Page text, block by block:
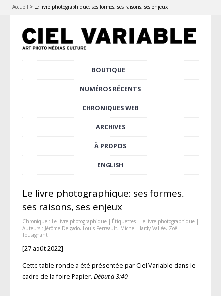
Accueil > Le livre photographique: ses formes, ses raisons, ses enjeux
BOUTIQUE
NUMÉROS RÉCENTS
CHRONIQUES WEB
ARCHIVES
À PROPOS
ENGLISH
Le livre photographique: ses formes,
ses raisons, ses enjeux
Chronique : Le livre photographique| Étiquettes : Le livre photographique|
Auteurs : Jérôme Delgado, Louis Perreault, Michel Hardy-Vallée, Zoë
Tousignant
[27 août 2022]
Cette table ronde a été présentée par Ciel Variable dans le
cadre de la foire Papier. Début à 3:40